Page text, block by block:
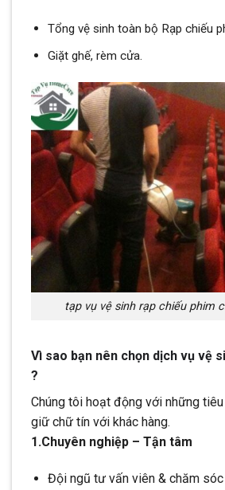
Tổng vệ sinh toàn bộ Rạp chiếu
Giặt ghế, rèm cửa.
tạp vụ vệ sinh rạp chiếu phim
Vì sao bạn nên chọn dịch vụ vệ
?
Chúng tôi hoạt động với những
giữ chữ tín với khác hàng.
1.Chuyên nghiệp – Tận tâm
Đội ngũ tư vấn viên & chăm sóc